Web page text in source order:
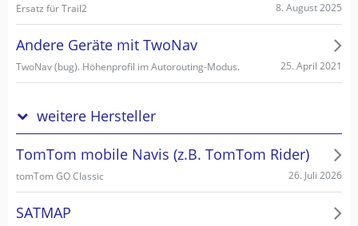
Ersatz für Trail2 8. August 2025
Andere Geräte mit TwoNav
TwoNav (bug). Höhenprofil im Autorouting-Modus. 25. April 2021
weitere Hersteller
TomTom mobile Navis (z.B. TomTom Rider)
tomTom GO Classic 26. Juli 2026
SATMAP